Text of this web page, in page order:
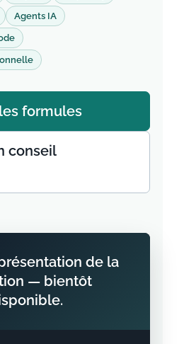
formateur
Agents IA
formules
conseil
de la
— bientôt